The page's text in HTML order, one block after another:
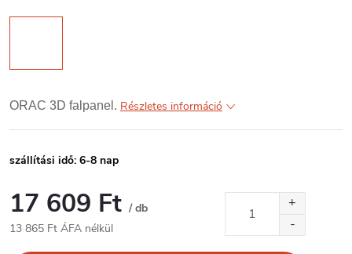
ORAC 3D falpanel. Részletes információ
szállítási idő: 6-8 nap
17 609 Ft / db
13 865 Ft ÁFA nélkül